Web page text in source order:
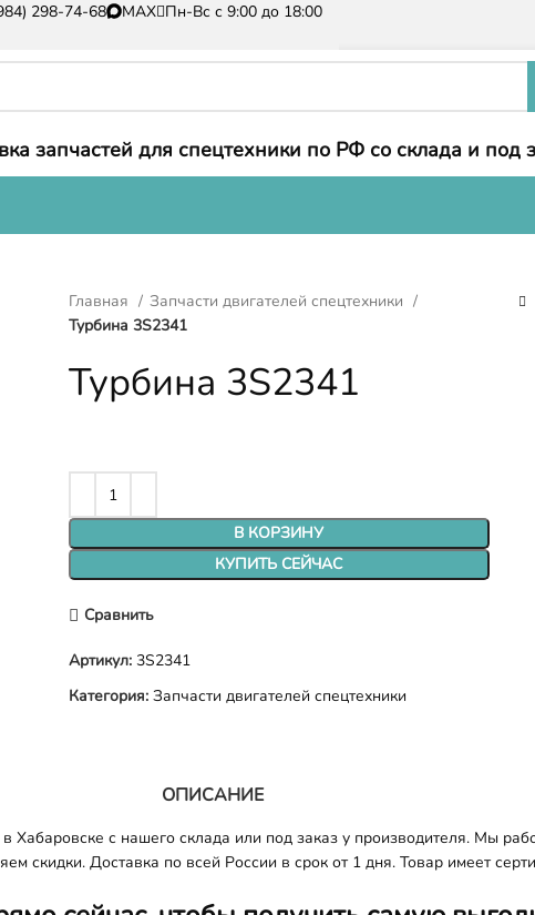
298-74-68 MAX Пн-Вс с 9:00 до 18:00
запчастей для спецтехники по РФ со склада и под
Главная
Запчасти двигателей спецтехники
Турбина 3S2341
Турбина 3S2341
В КОРЗИНУ
КУПИТЬ СЕЙЧАС
Сравнить
Артикул:3S2341
Категория: Запчасти двигателей спецтехники
ОПИСАНИЕ
с нашего склада или под заказ у производителя. Мы
скидки. Доставка по всей России в срок от 1 дня. Товар имеет